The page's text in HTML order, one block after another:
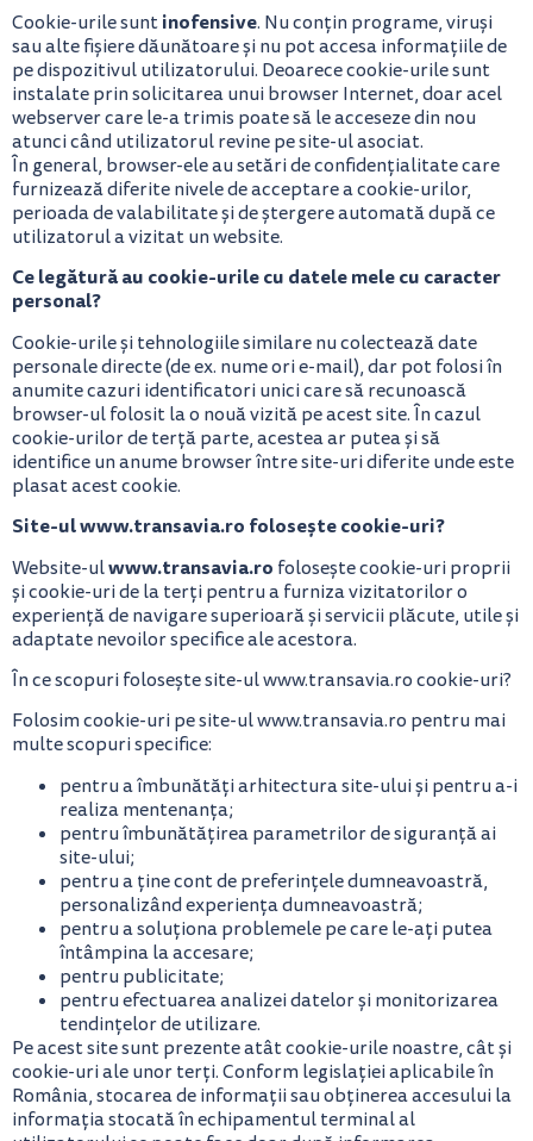
Cookie-urile suntinofensive. Nu conțin programe, viruși
sau alte fișiere dăunătoare și nu pot accesa informațiile de
pe dispozitivul utilizatorului. Deoarece cookie-urile sunt
instalate prin solicitarea unui browser Internet, doar acel
webserver care le-a trimis poate să le acceseze din nou
atunci când utilizatorul revine pe site-ul asociat.
În general, browser-ele au setări de confidențialitate care
furnizează diferite nivele de acceptare a cookie-urilor,
perioada de valabilitate și de ștergere automată după ce
utilizatorul a vizitat un website.
Ce legătură au cookie-urile cu datele mele cu caracter
personal?
Cookie-urile și tehnologiile similare nu colectează date
personale directe (de ex. nume ori e-mail), dar pot folosi în
anumite cazuri identificatori unici care să recunoască
browser-ul folosit la o nouă vizită pe acest site. În cazul
cookie-urilor de terță parte, acestea ar putea și să
identifice un anume browser între site-uri diferite unde este
plasat acest cookie.
Site-ul www.transavia.ro folosește cookie-uri?
Website-ulwww.transavia.ro folosește cookie-uri proprii
și cookie-uri de la terți pentru a furniza vizitatorilor o
experiență de navigare superioară și servicii plăcute, utile și
adaptate nevoilor specifice ale acestora.
În ce scopuri folosește site-ul www.transavia.ro cookie-uri?
Folosim cookie-uri pe site-ul www.transavia.ro pentru mai
multe scopuri specifice:
pentru a îmbunătăți arhitectura site-ului și pentru a-i
realiza mentenanța;
pentru îmbunătățirea parametrilor de siguranță ai
site-ului;
pentru a ține cont de preferințele dumneavoastră,
personalizând experiența dumneavoastră;
pentru a soluționa problemele pe care le-ați putea
întâmpina la accesare;
pentru publicitate;
pentru efectuarea analizei datelor și monitorizarea
tendințelor de utilizare.
Pe acest site sunt prezente atât cookie-urile noastre, cât și
cookie-uri ale unor terți. Conform legislației aplicabile în
România, stocarea de informații sau obținerea accesului la
informația stocată în echipamentul terminal al